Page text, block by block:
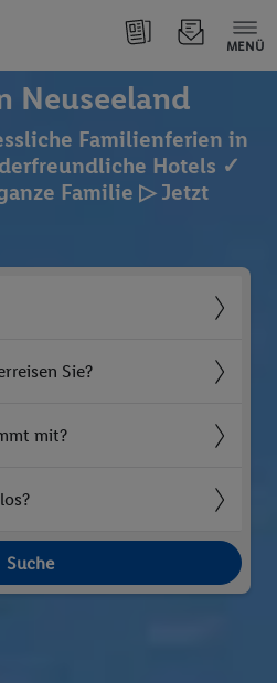
MENÜ
Neuseeland
Familienferien in
Hotels ✓
Familie ▷ Jetzt
Sie?
mit?
Suche